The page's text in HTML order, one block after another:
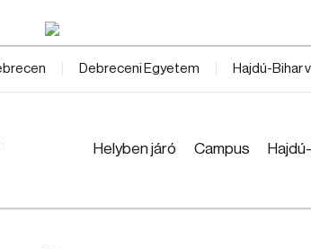
Debreceni Egyetem Hajdú-Bihar
Helyben járó Campus